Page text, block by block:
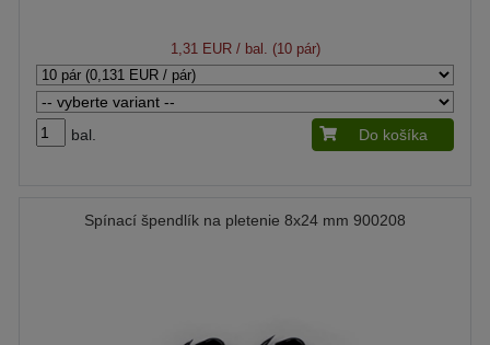
1,31 EUR/ bal. (10 pár)
bal. Do košíka
Spínací špendlík na pletenie 8x24 mm 900208